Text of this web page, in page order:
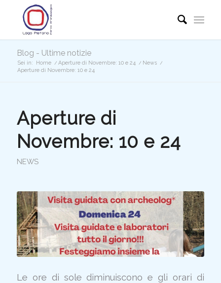
Blog - Ultime notizie
Sei in: Home / Aperture di Novembre: 10 e 24 / News /
Aperture di Novembre: 10 e 24
Aperture di
Novembre: 10 e 24
NEWS
Le ore di sole diminuiscono e gli orari di